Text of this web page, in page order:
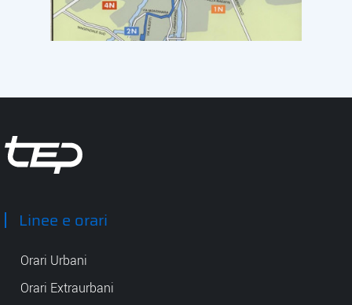
Linee e orari
Orari Urbani
Orari Extraurbani